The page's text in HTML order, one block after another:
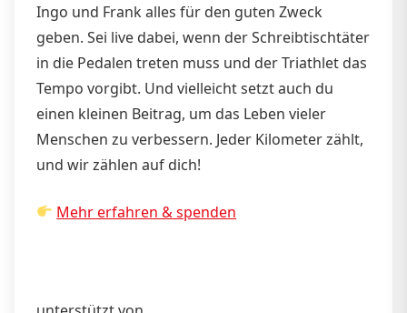
Ingo und Frank alles für den guten Zweck
geben. Sei live dabei, wenn der Schreibtischtäter
in die Pedalen treten muss und der Triathlet das
Tempo vorgibt. Und vielleicht setzt auch du
einen kleinen Beitrag, um das Leben vieler
Menschen zu verbessern. Jeder Kilometer zählt,
und wir zählen auf dich!
Mehr erfahren & spenden